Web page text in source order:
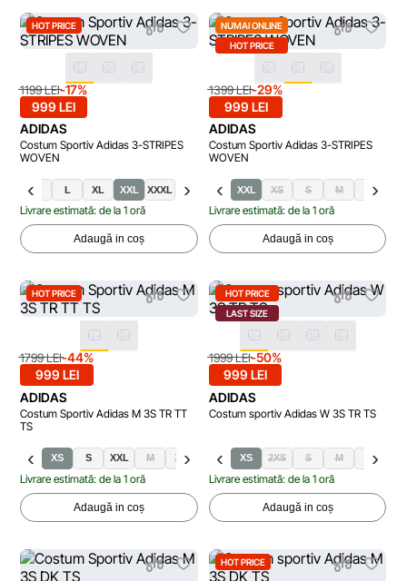
HOT PRICE
1199 LEI-17%
999 LEI
ADIDAS
Costum Sportiv Adidas 3-STRIPES
WOVEN
M L XL XXL XXXL
Livrare estimată: de la 1 oră
Adaugă in coș
NUMAI ONLINE
HOT PRICE
1399 LEI-29%
999 LEI
ADIDAS
Costum Sportiv Adidas 3-STRIPES
WOVEN
XL XXL XS S M L
Livrare estimată: de la 1 oră
Adaugă in coș
HOT PRICE
1799 LEI-44%
999 LEI
ADIDAS
Costum Sportiv Adidas M 3S TR TT
TS
XS S XXL M XL ST MT LT XLT XXLT
Livrare estimată: de la 1 oră
Adaugă in coș
HOT PRICE
LAST SIZE
1999 LEI-50%
999 LEI
ADIDAS
Costum sportiv Adidas W 3S TR TS
XS 2XS S M L
Livrare estimată: de la 1 oră
Adaugă in coș
HOT PRICE